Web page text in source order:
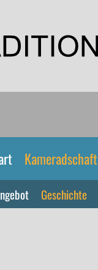
Kameradschaft
Geschichte